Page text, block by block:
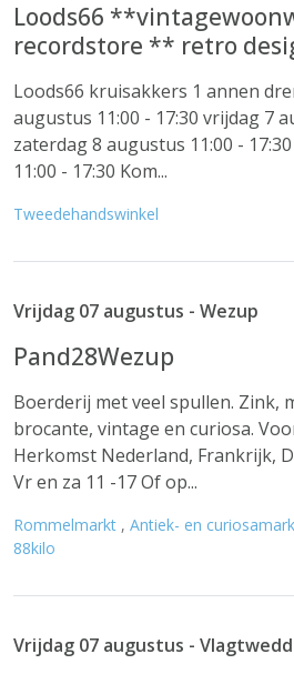
Loods66
recordstore ** retro
Loods66 kruisakkers 1 annen
augustus 11:00 - 17:30 vrijdag 7
zaterdag 8 augustus 11:00 -
11:00 - 17:30 Kom...
Tweedehandswinkel
Vrijdag 07 augustus - Wezup
Pand28Wezup
Boerderij met veel spullen. Zink,
brocante, vintage en curiosa.
Herkomst Nederland, Frankrijk,
Vr en za 11 -17 Of op...
Rommelmarkt , Antiek- en
88kilo
Vrijdag 07 augustus -